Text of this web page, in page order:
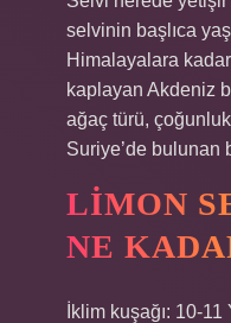
selvinin başlıca
Himalayalara
kaplayan Akdeniz
ağaç türü,
Suriye’de bulunan
LIMON
NE
İklim kuşağı: 10-